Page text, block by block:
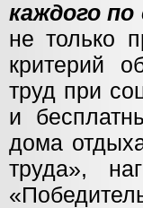
каждого
не только
критерий
труд при
и
дома
труда»,